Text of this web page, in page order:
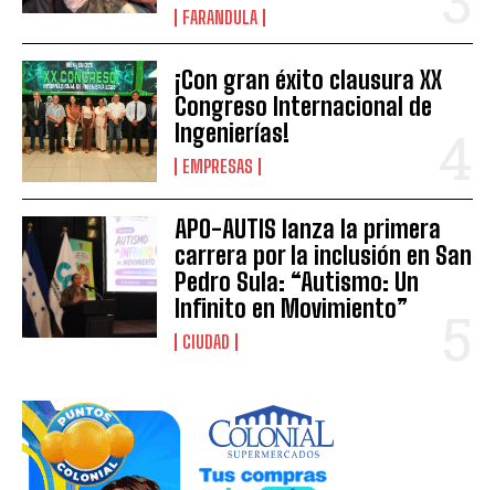
FARANDULA
¡Con gran éxito clausura XX
Congreso Internacional de
Ingenierías!
EMPRESAS
APO-AUTIS lanza la primera
carrera por la inclusión en San
Pedro Sula: “Autismo: Un
Infinito en Movimiento”
CIUDAD